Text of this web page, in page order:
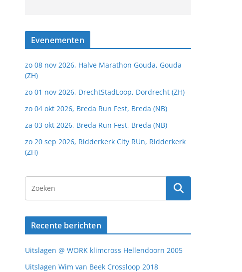
Evenementen
zo 08 nov 2026, Halve Marathon Gouda, Gouda
(ZH)
zo 01 nov 2026, DrechtStadLoop, Dordrecht (ZH)
zo 04 okt 2026, Breda Run Fest, Breda (NB)
za 03 okt 2026, Breda Run Fest, Breda (NB)
zo 20 sep 2026, Ridderkerk City RUn, Ridderkerk
(ZH)
Recente berichten
Uitslagen @ WORK klimcross Hellendoorn 2005
Uitslagen Wim van Beek Crossloop 2018